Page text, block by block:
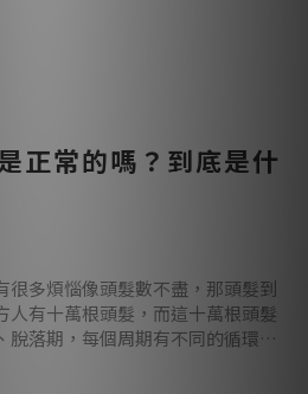
現頭皮搔癢症的患者進行全面評
頭皮鏡檢查、甚至皮膚切片對於
正常的嗎？到底是什
很多煩惱像頭髮數不盡，那頭髮到
人有十萬根頭髮，而這十萬根頭髮
脫落期，每個周期有不同的循環時